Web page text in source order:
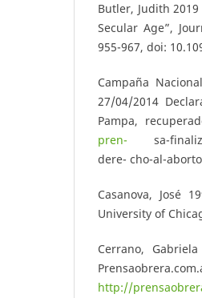
Butler, Judith
Secular Age”,
955-967, doi:
Campaña
27/04/2014
Pampa,
pren- sa-finalizo-
dere- cho-al-
Casanova, José
University of
Cerrano,
http://